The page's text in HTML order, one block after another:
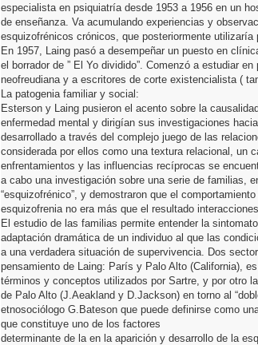
especialista en psiquiatría desde 1953 a 1956 en un
de enseñanza. Va acumulando experiencias y
esquizofrénicos crónicos, que posteriormente utilizaría
En 1957, Laing pasó a desempeñar un puesto en
el borrador de ” El Yo dividido”. Comenzó a estudiar
neofreudiana y a escritores de corte existencialista (
La patogenia familiar y social:
Esterson y Laing pusieron el acento sobre la
enfermedad mental y dirigían sus investigaciones
desarrollado a través del complejo juego de las
considerada por ellos como una textura relacional, un
enfrentamientos y las influencias recíprocas se
a cabo una investigación sobre una serie de familias,
“esquizofrénico”, y demostraron que el
esquizofrenia no era más que el resultado
El estudio de las familias permite entender la
adaptación dramática de un individuo al que las
a una verdadera situación de supervivencia. Dos
pensamiento de Laing: París y Palo Alto (California),
términos y conceptos utilizados por Sartre, y por otro
de Palo Alto (J.Aeakland y D.Jackson) en torno al
etnosociólogo G.Bateson que puede definirse como
que constituye uno de los factores
determinante de la en la aparición y desarrollo de la